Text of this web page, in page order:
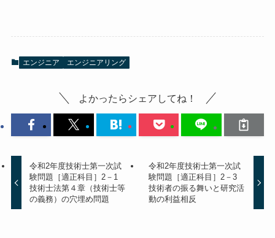
エンジニア エンジニアリング
よかったらシェアしてね！
令和2年度技術士第一次試
験問題［適正科目］2－1
技術士法第４章（技術士等
の義務）の穴埋め問題
令和2年度技術士第一次試
験問題［適正科目］2－3
技術者の振る舞いと研究活
動の利益相反